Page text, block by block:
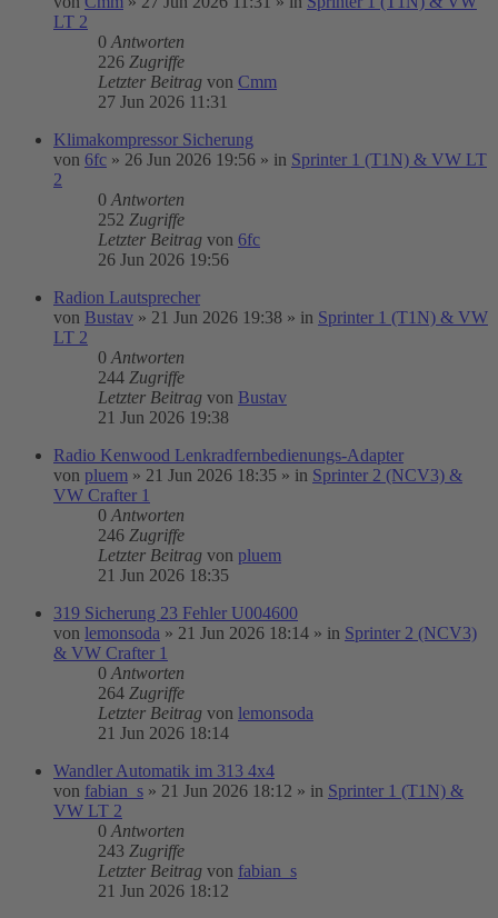
LT 2
0 Antworten
226 Zugriffe
Letzter Beitrag von Cmm
27 Jun 2026 11:31
Klimakompressor Sicherung
von 6fc » 26 Jun 2026 19:56 » in Sprinter 1 (T1N) & VW LT
2
0 Antworten
252 Zugriffe
Letzter Beitrag von 6fc
26 Jun 2026 19:56
Radion Lautsprecher
von Bustav » 21 Jun 2026 19:38 » in Sprinter 1 (T1N) & VW
LT 2
0 Antworten
244 Zugriffe
Letzter Beitrag von Bustav
21 Jun 2026 19:38
Radio Kenwood Lenkradfernbedienungs-Adapter
von pluem » 21 Jun 2026 18:35 » in Sprinter 2 (NCV3) &
VW Crafter 1
0 Antworten
246 Zugriffe
Letzter Beitrag von pluem
21 Jun 2026 18:35
319 Sicherung 23 Fehler U004600
von lemonsoda » 21 Jun 2026 18:14 » in Sprinter 2 (NCV3)
& VW Crafter 1
0 Antworten
264 Zugriffe
Letzter Beitrag von lemonsoda
21 Jun 2026 18:14
Wandler Automatik im 313 4x4
von fabian_s » 21 Jun 2026 18:12 » in Sprinter 1 (T1N) &
VW LT 2
0 Antworten
243 Zugriffe
Letzter Beitrag von fabian_s
21 Jun 2026 18:12